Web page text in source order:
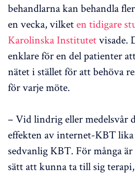
behandlarna kan behandla
en vecka, vilketen tidigare
Karolinska Institutetvisade.
enklare för en del patienter
nätet i stället för att behöva
för varje möte.
– Vid lindrig eller medelsvår
effekten av internet-KBT
sedvanlig KBT. För många
sätt att kunna ta till sig